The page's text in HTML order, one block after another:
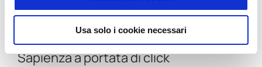
Usa solo i cookie necessari
Mastroberardino e Apra: Vino, Storia e
Sapienza a portata di click